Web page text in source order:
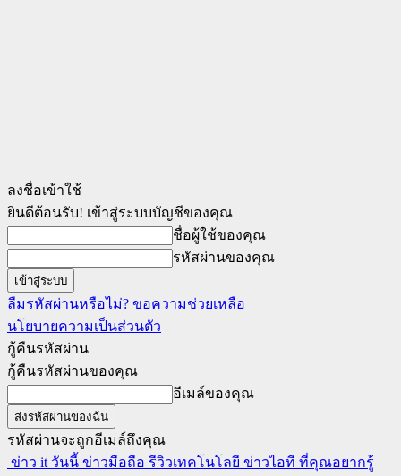
ลงชื่อเข้าใช้
ยินดีต้อนรับ! เข้าสู่ระบบบัญชีของคุณ
ชื่อผู้ใช้ของคุณ
รหัสผ่านของคุณ
ลืมรหัสผ่านหรือไม่? ขอความช่วยเหลือ
นโยบายความเป็นส่วนตัว
กู้คืนรหัสผ่าน
กู้คืนรหัสผ่านของคุณ
อีเมล์ของคุณ
รหัสผ่านจะถูกอีเมล์ถึงคุณ
ข่าว it วันนี้ ข่าวมือถือ รีวิวเทคโนโลยี ข่าวไอที ที่คุณอยากรู้